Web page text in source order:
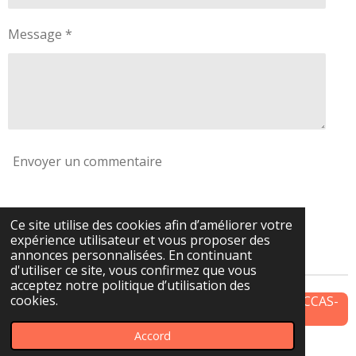
Ce site utilise des cookies afin d’améliorer votre
expérience utilisateur et vous proposer des
annonces personnalisées. En continuant
d'utiliser ce site, vous confirmez que vous
acceptez notre politique d’utilisation des
cookies.
Accord
Message *
Envoyer un commentaire
Commentaires
Il n'y a pas encore de commentaire.
Syndicat CFDT INTERCO Section Besançon Ville-CCAS-